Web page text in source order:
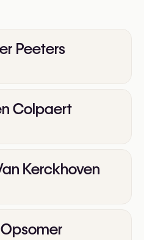
Peeters
Colpaert
Kerckhoven